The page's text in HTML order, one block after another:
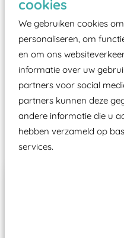
cookies
We gebruiken cookies
personaliseren, om
en om ons
informatie over uw
partners voor social
partners kunnen deze
andere informatie die u
hebben verzameld op
services.
moet zijn van een
certificering,
aangewezen
Wij ook
ze toch binnen het
Speeltoestellen
Past er goed